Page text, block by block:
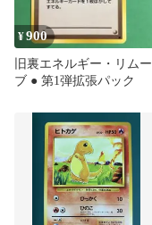
¥900
旧裏エネルギー・リムー
ブ ● 第1弾拡張パック